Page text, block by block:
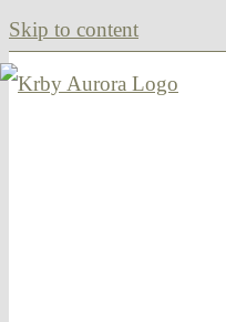
Skip to content